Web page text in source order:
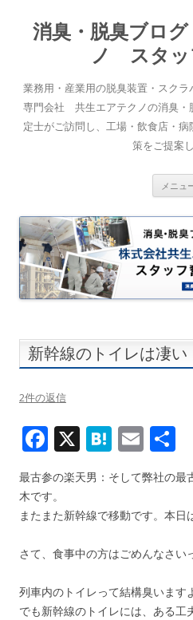
消臭・脱臭ブロ
ノ スタッ
業務用・産業用の脱臭装置・スク
専門会社 共生エアテクノの消臭
定士がご訪問し、工場・飲食店・
策をご提案し
メニュ
新幹線のトイレは凄い
2件の返信
F
ac
e
b
o
o
k
X H
at
e
n
a
E
m
ai
l
有
最古参の楽天男：そして弊社の最
木です。
またまた新幹線で移動です。本日
さて、食事中の方はごめんなさい
列車内のトイレって結構臭います
でも新幹線のトイレには、ある工